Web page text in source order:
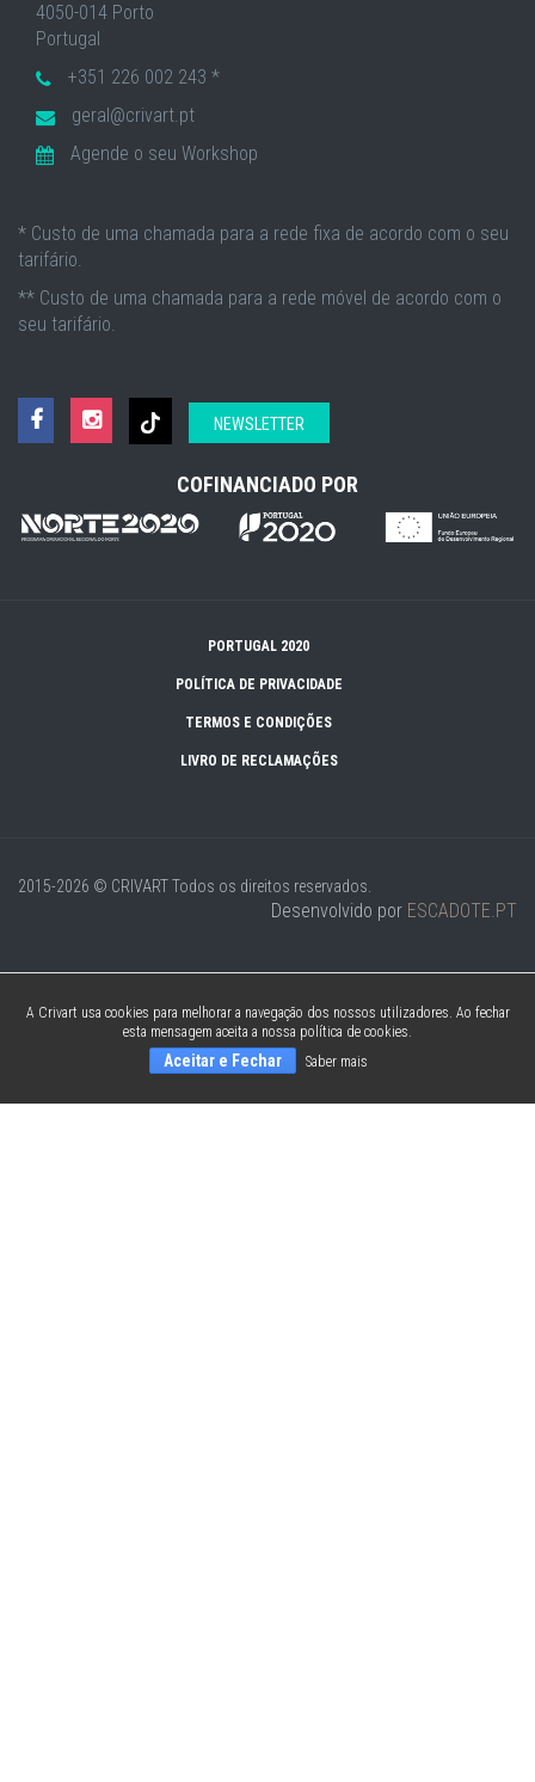
4050-014 Porto
Portugal
+351 226 002 243 *
geral@crivart.pt
Agende o seu Workshop
* Custo de uma chamada para a rede fixa de acordo com o seu
tarifário.
** Custo de uma chamada para a rede móvel de acordo com o
seu tarifário.
NEWSLETTER
COFINANCIADO POR
PORTUGAL 2020
POLÍTICA DE PRIVACIDADE
TERMOS E CONDIÇÕES
LIVRO DE RECLAMAÇÕES
2015-2026 © CRIVARTTodos os direitos reservados.
Desenvolvido por ESCADOTE.PT
A Crivart usa cookies para melhorar a navegação dos nossos utilizadores. Ao fechar
esta mensagem aceita a nossa política de cookies.
Aceitar e Fechar Saber mais